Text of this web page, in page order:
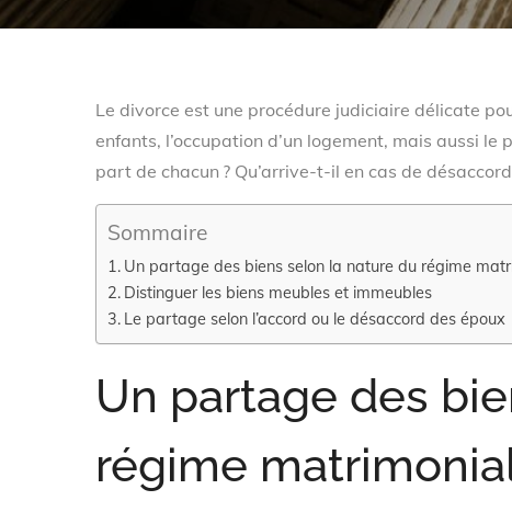
Le divorce est une procédure judiciaire délicate
enfants, l’occupation d’un logement, mais aussi
part de chacun ? Qu’arrive-t-il en cas de désaccord
Sommaire
Un partage des biens selon la nature du régime
Distinguer les biens meubles et immeubles
Le partage selon l’accord ou le désaccord des époux
Un partage des
régime